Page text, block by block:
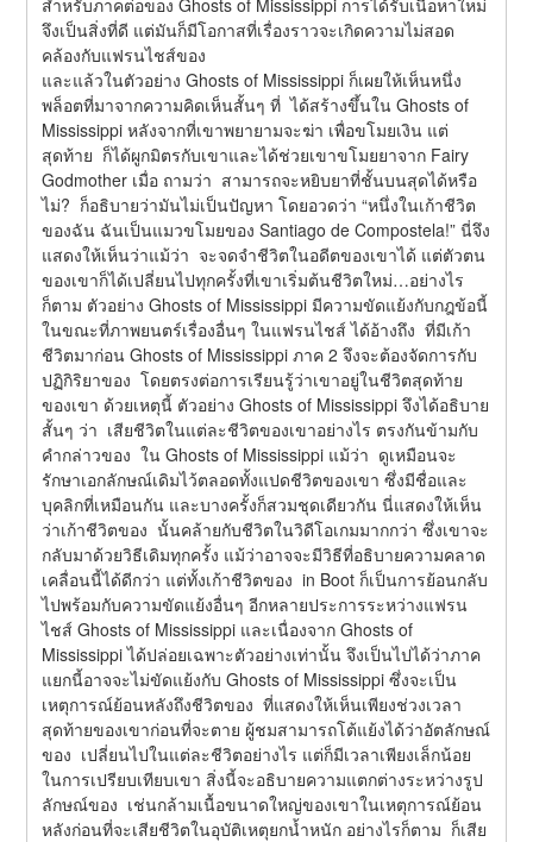
จึงเป็นสิ่งที่ดี แต่มันก็มีโอกาสที่เรื่องราวจะเกิดความไม่สอด
คล้องกับแฟรนไชส์ของ
และแล้วในตัวอย่าง Ghosts of Mississippi ก็เผยให้เห็นหนึ่ง
พล็อตที่มาจากความคิดเห็นสั้นๆ ที่  ได้สร้างขึ้นใน Ghosts of
Mississippi หลังจากที่เขาพยายามจะฆ่า เพื่อขโมยเงิน แต่
สุดท้าย  ก็ได้ผูกมิตรกับเขาและได้ช่วยเขาขโมยยาจาก Fairy
Godmother เมื่อ ถามว่า  สามารถจะหยิบยาที่ชั้นบนสุดได้หรือ
ไม่?  ก็อธิบายว่ามันไม่เป็นปัญหา โดยอวดว่า “หนึ่งในเก้าชีวิต
ของฉัน ฉันเป็นแมวขโมยของ Santiago de Compostela!” นี่จึง
แสดงให้เห็นว่าแม้ว่า  จะจดจำชีวิตในอดีตของเขาได้ แต่ตัวตน
ของเขาก็ได้เปลี่ยนไปทุกครั้งที่เขาเริ่มต้นชีวิตใหม่…อย่างไร
ก็ตาม ตัวอย่าง Ghosts of Mississippi มีความขัดแย้งกับกฎข้อนี้
ในขณะที่ภาพยนตร์เรื่องอื่นๆ ในแฟรนไชส์ ได้อ้างถึง  ที่มีเก้า
ชีวิตมาก่อน Ghosts of Mississippi ภาค 2 จึงจะต้องจัดการกับ
ปฏิกิริยาของ  โดยตรงต่อการเรียนรู้ว่าเขาอยู่ในชีวิตสุดท้าย
ของเขา ด้วยเหตุนี้ ตัวอย่าง Ghosts of Mississippi จึงได้อธิบาย
สั้นๆ ว่า  เสียชีวิตในแต่ละชีวิตของเขาอย่างไร ตรงกันข้ามกับ
คำกล่าวของ  ใน Ghosts of Mississippi แม้ว่า  ดูเหมือนจะ
รักษาเอกลักษณ์เดิมไว้ตลอดทั้งแปดชีวิตของเขา ซึ่งมีชื่อและ
บุคลิกที่เหมือนกัน และบางครั้งก็สวมชุดเดียวกัน นี่แสดงให้เห็น
ว่าเก้าชีวิตของ  นั้นคล้ายกับชีวิตในวิดีโอเกมมากกว่า ซึ่งเขาจะ
กลับมาด้วยวิธีเดิมทุกครั้ง แม้ว่าอาจจะมีวิธีที่อธิบายความคลาด
เคลื่อนนี้ได้ดีกว่า แต่ทั้งเก้าชีวิตของ  in Boot ก็เป็นการย้อนกลับ
ไปพร้อมกับความขัดแย้งอื่นๆ อีกหลายประการระหว่างแฟรน
ไชส์ Ghosts of Mississippi และเนื่องจาก Ghosts of
Mississippi ได้ปล่อยเฉพาะตัวอย่างเท่านั้น จึงเป็นไปได้ว่าภาค
แยกนี้อาจจะไม่ขัดแย้งกับ Ghosts of Mississippi ซึ่งจะเป็น
เหตุการณ์ย้อนหลังถึงชีวิตของ  ที่แสดงให้เห็นเพียงช่วงเวลา
สุดท้ายของเขาก่อนที่จะตาย ผู้ชมสามารถโต้แย้งได้ว่าอัตลักษณ์
ของ  เปลี่ยนไปในแต่ละชีวิตอย่างไร แต่ก็มีเวลาเพียงเล็กน้อย
ในการเปรียบเทียบเขา สิ่งนี้จะอธิบายความแตกต่างระหว่างรูป
ลักษณ์ของ  เช่นกล้ามเนื้อขนาดใหญ่ของเขาในเหตุการณ์ย้อน
หลังก่อนที่จะเสียชีวิตในอุบัติเหตุยกน้ำหนัก อย่างไรก็ตาม  ก็เสีย